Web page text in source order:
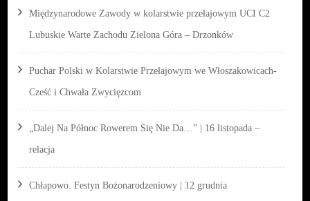
Międzynarodowe Zawody w kolarstwie przełajowym UCI C2
Lubuskie Warte Zachodu Zielona Góra – Drzonków
Puchar Polski w Kolarstwie Przełajowym we Włoszakowicach-
Cześć i Chwała Zwycięzcom
„Dalej Na Północ Rowerem Się Nie Da…” | 16 listopada –
relacja
Chłapowo. Festyn Bożonarodzeniowy | 12 grudnia